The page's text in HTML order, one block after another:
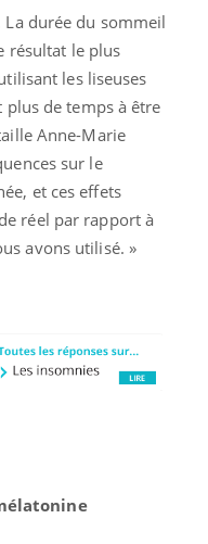
La durée du sommeil
résultat le plus
les liseuses
de temps à être
Anne-Marie
sur le
et ces effets
réel par rapport à
avons utilisé. »